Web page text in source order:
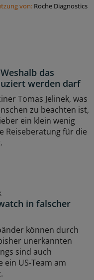
von: Roche Diagnostics
das
werden darf
Tomas Jelinek, was
zu beachten ist,
ein klein wenig
Reiseberatung für die
in falscher
können durch
unerkannten
sind auch
ein US-Team am